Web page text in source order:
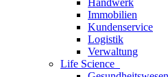
Handwerk
Immobilien
Kundenservice
Logistik
Verwaltung
Life Science